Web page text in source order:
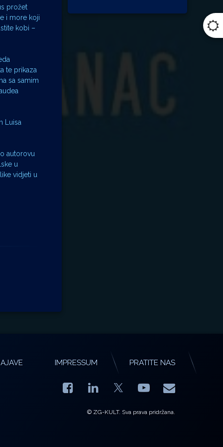
prožet
i more koji
kobi –
te prikaza
sa samim
Luisa
autorovu
u
vidjeti u
IMPRESSUM PRATITE NAS
Facebook
LinkedIn YouTube
E-mail
© ZG-KULT. Sva prava pridržana.